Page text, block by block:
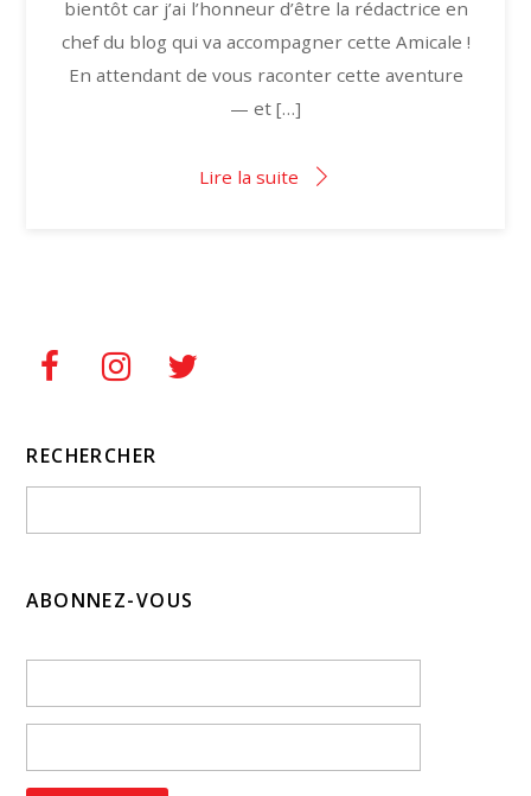
bientôt car j’ai l’honneur d’être la rédactrice en
chef du blog qui va accompagner cette Amicale !
En attendant de vous raconter cette aventure
— et […]
Lire la suite
RECHERCHER
ABONNEZ-VOUS